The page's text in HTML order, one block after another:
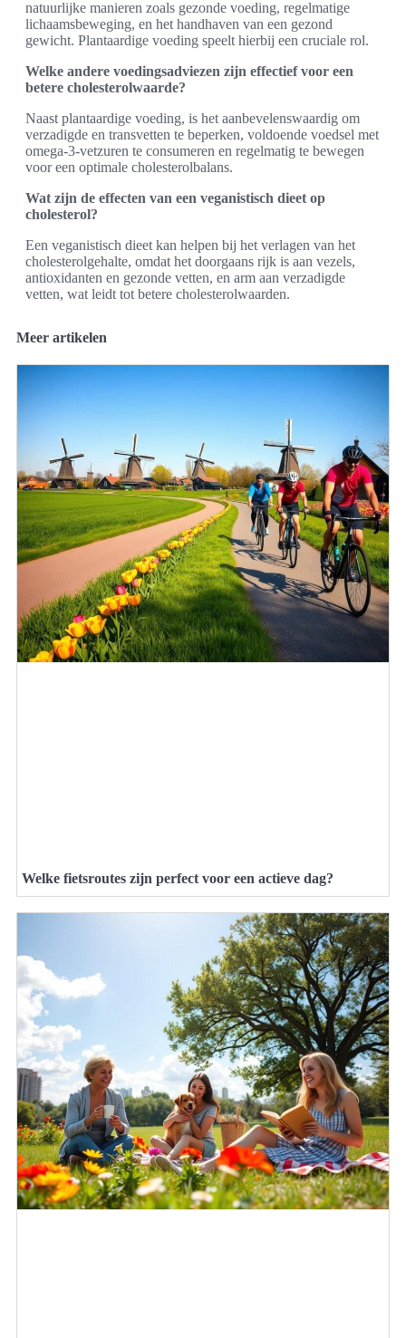
natuurlijke manieren zoals gezonde voeding, regelmatige
lichaamsbeweging, en het handhaven van een gezond
gewicht. Plantaardige voeding speelt hierbij een cruciale rol.
Welke andere voedingsadviezen zijn effectief voor een
betere cholesterolwaarde?
Naast plantaardige voeding, is het aanbevelenswaardig om
verzadigde en transvetten te beperken, voldoende voedsel met
omega-3-vetzuren te consumeren en regelmatig te bewegen
voor een optimale cholesterolbalans.
Wat zijn de effecten van een veganistisch dieet op
cholesterol?
Een veganistisch dieet kan helpen bij het verlagen van het
cholesterolgehalte, omdat het doorgaans rijk is aan vezels,
antioxidanten en gezonde vetten, en arm aan verzadigde
vetten, wat leidt tot betere cholesterolwaarden.
Meer artikelen
Welke fietsroutes zijn perfect voor een actieve dag?